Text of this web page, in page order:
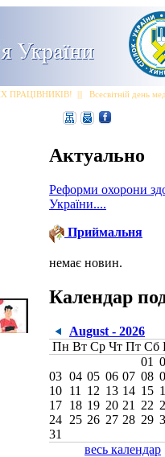
||| Всесвітній день
Актуально
Реформи охорони
України....
Приймальня
немає новин.
Календар
August - 2026
Пн Вт Ср Чт Пт Сб
01
03 04 05 06 07 08
10 11 12 13 14 15
17 18 19 20 21 22
24 25 26 27 28 29
31
весь календар